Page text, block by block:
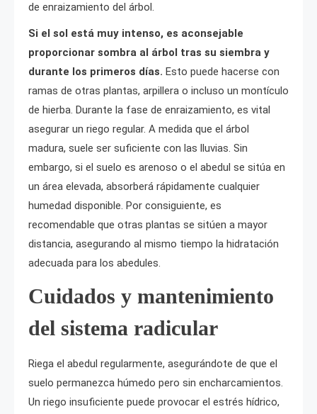
de enraizamiento del árbol.
Si el sol está muy intenso, es aconsejable
proporcionar sombra al árbol tras su siembra y
durante los primeros días. Esto puede hacerse con
ramas de otras plantas, arpillera o incluso un montículo
de hierba. Durante la fase de enraizamiento, es vital
asegurar un riego regular. A medida que el árbol
madura, suele ser suficiente con las lluvias. Sin
embargo, si el suelo es arenoso o el abedul se sitúa en
un área elevada, absorberá rápidamente cualquier
humedad disponible. Por consiguiente, es
recomendable que otras plantas se sitúen a mayor
distancia, asegurando al mismo tiempo la hidratación
adecuada para los abedules.
Cuidados y mantenimiento
del sistema radicular
Riega el abedul regularmente, asegurándote de que el
suelo permanezca húmedo pero sin encharcamientos.
Un riego insuficiente puede provocar el estrés hídrico,